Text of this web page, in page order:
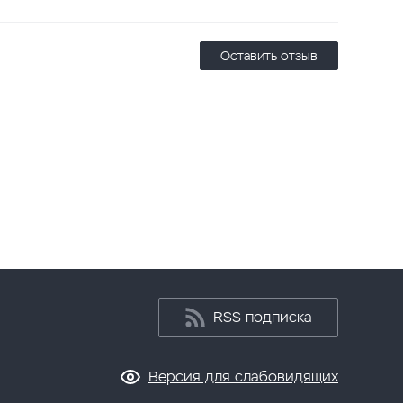
Оставить отзыв
RSS подписка
Версия для слабовидящих